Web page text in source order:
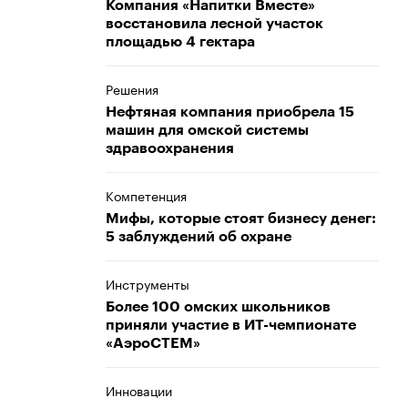
Компания «Напитки Вместе»
восстановила лесной участок
площадью 4 гектара
Решения
Нефтяная компания приобрела 15
машин для омской системы
здравоохранения
Компетенция
Мифы, которые стоят бизнесу денег:
5 заблуждений об охране
Инструменты
Более 100 омских школьников
приняли участие в ИТ-чемпионате
«АэроСТЕМ»
Инновации